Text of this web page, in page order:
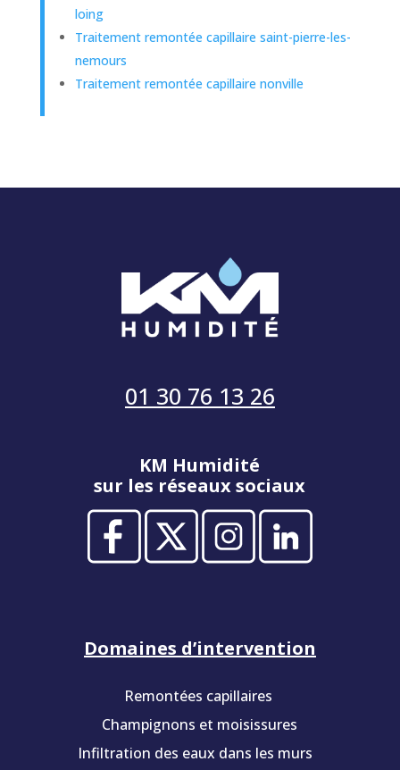
loing
Traitement remontée capillaire saint-pierre-les-
nemours
Traitement remontée capillaire nonville
01 30 76 13 26
KM Humidité
sur les réseaux sociaux
Domaines d’intervention
Remontées capillaires
Champignons et moisissures
Infiltration des eaux dans les murs